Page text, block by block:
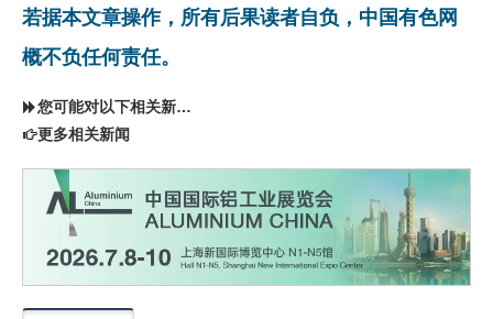
若据本文章操作，所有后果读者自负，中国有色网
概不负任何责任。
您可能对以下相关新闻同样感兴趣
更多相关新闻